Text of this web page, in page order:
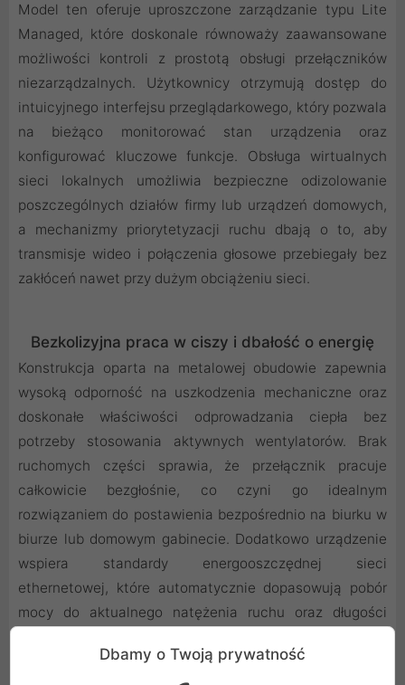
Model ten oferuje uproszczone zarządzanie typu Lite
Managed, które doskonale równoważy zaawansowane
możliwości kontroli z prostotą obsługi przełączników
niezarządzalnych. Użytkownicy otrzymują dostęp do
intuicyjnego interfejsu przeglądarkowego, który pozwala
na bieżąco monitorować stan urządzenia oraz
konfigurować kluczowe funkcje. Obsługa wirtualnych
sieci lokalnych umożliwia bezpieczne odizolowanie
poszczególnych działów firmy lub urządzeń domowych,
a mechanizmy priorytetyzacji ruchu dbają o to, aby
transmisje wideo i połączenia głosowe przebiegały bez
zakłóceń nawet przy dużym obciążeniu sieci.
Bezkolizyjna praca w ciszy i dbałość o energię
Konstrukcja oparta na metalowej obudowie zapewnia
wysoką odporność na uszkodzenia mechaniczne oraz
doskonałe właściwości odprowadzania ciepła bez
potrzeby stosowania aktywnych wentylatorów. Brak
ruchomych części sprawia, że przełącznik pracuje
całkowicie bezgłośnie, co czyni go idealnym
rozwiązaniem do postawienia bezpośrednio na biurku w
biurze lub domowym gabinecie. Dodatkowo urządzenie
wspiera standardy energooszczędnej sieci
ethernetowej, które automatycznie dopasowują pobór
mocy do aktualnego natężenia ruchu oraz długości
eksploatacji przy zachowaniu pełnej wydajności.
Dbamy o Twoją prywatność